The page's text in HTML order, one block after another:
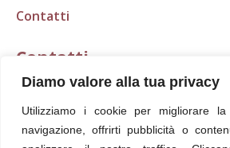
Diamo valore alla tua privacy
Utilizziamo i cookie per migliorare
navigazione, offrirti pubblicità o
Contatti
Contatti
E-mail:segreteria@scudo.org
Tel.: 0583 316401
Fax: 0583 418368